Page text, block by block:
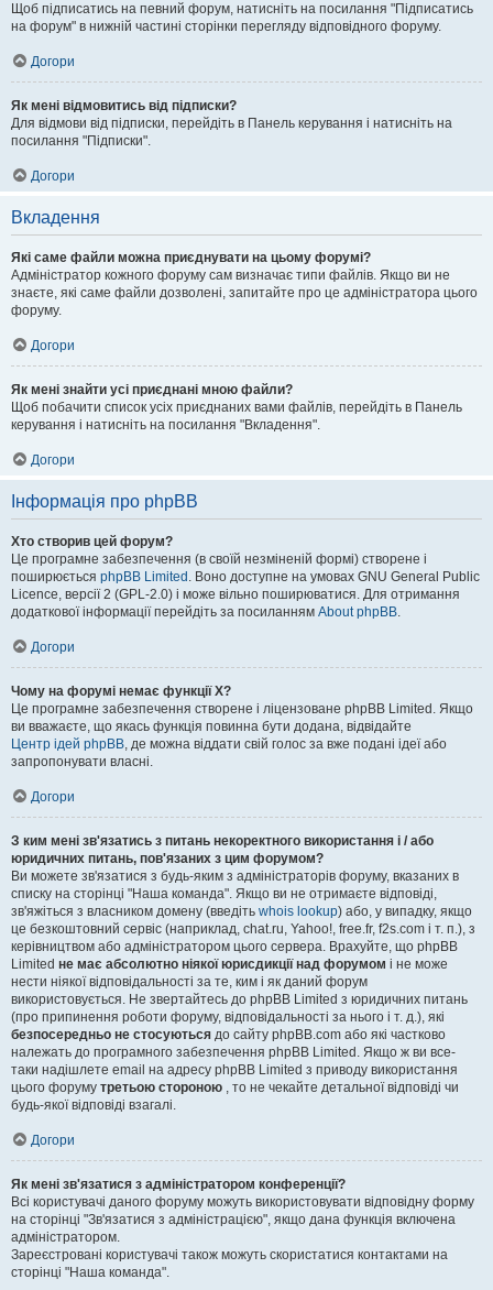
Щоб підписатись на певний форум, натисніть на посилання "Підписатись
на форум" в нижній частині сторінки перегляду відповідного форуму.
Догори
Як мені відмовитись від підписки?
Для відмови від підписки, перейдіть в Панель керування і натисніть на
посилання "Підписки".
Догори
Вкладення
Які саме файли можна приєднувати на цьому форумі?
Адміністратор кожного форуму сам визначає типи файлів. Якщо ви не
знаєте, які саме файли дозволені, запитайте про це адміністратора цього
форуму.
Догори
Як мені знайти усі приєднані мною файли?
Щоб побачити список усіх приєднаних вами файлів, перейдіть в Панель
керування і натисніть на посилання "Вкладення".
Догори
Інформація про phpBB
Хто створив цей форум?
Це програмне забезпечення (в своїй незміненій формі) створене і
поширюється phpBB Limited . Воно доступне на умовах GNU General Public
Licence, версії 2 (GPL-2.0) і може вільно поширюватися. Для отримання
додаткової інформації перейдіть за посиланням About phpBB.
Догори
Чому на форумі немає функції X?
Це програмне забезпечення створене і ліцензоване phpBB Limited. Якщо
ви вважаєте, що якась функція повинна бути додана, відвідайте
Центр ідей phpBB, де можна віддати свій голос за вже подані ідеї або
запропонувати власні.
Догори
З ким мені зв'язатись з питань некоректного використання і / або
юридичних питань, пов'язаних з цим форумом?
Ви можете зв'язатися з будь-яким з адміністраторів форуму, вказаних в
списку на сторінці "Наша команда". Якщо ви не отримаєте відповіді,
зв'яжіться з власником домену (введіть whois lookup) або, у випадку, якщо
це безкоштовний сервіс (наприклад, chat.ru, Yahoo!, free.fr, f2s.com і т. п.), з
керівництвом або адміністратором цього сервера. Врахуйте, що phpBB
Limited не має абсолютно ніякої юрисдикції над форумом і не може
нести ніякої відповідальності за те, ким і як даний форум
використовується. Не звертайтесь до phpBB Limited з юридичних питань
(про припинення роботи форуму, відповідальності за нього і т. д.), які
безпосередньо не стосуються до сайту phpBB.com або які частково
належать до програмного забезпечення phpBB Limited. Якщо ж ви все-
таки надішлете email на адресу phpBB Limited з приводу використання
цього форуму третьою стороною , то не чекайте детальної відповіді чи
будь-якої відповіді взагалі.
Догори
Як мені зв'язатися з адміністратором конференції?
Всі користувачі даного форуму можуть використовувати відповідну форму
на сторінці "Зв'язатися з адміністрацією", якщо дана функція включена
адміністратором.
Зареєстровані користувачі також можуть скористатися контактами на
сторінці "Наша команда".